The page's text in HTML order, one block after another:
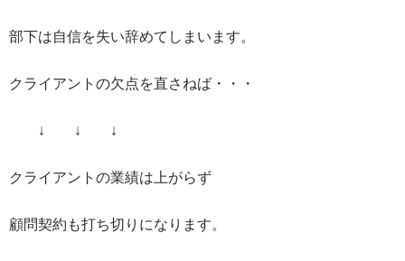
部下は自信を失い辞めてしまいます。
クライアントの欠点を直さねば・・・
↓ ↓ ↓
クライアントの業績は上がらず
顧問契約も打ち切りになります。